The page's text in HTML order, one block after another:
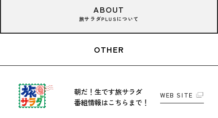
ABOUT
旅サラダPLUSについて
OTHER
朝だ！生です旅サラダ
番組情報はこちらまで！
WEB SITE